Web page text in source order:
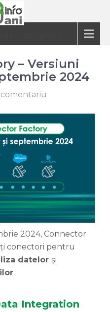
– Versiuni
2024
2024, Connector
conectori pentru
datelor și
.
Integration